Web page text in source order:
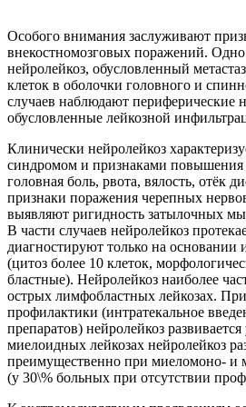
Особого внимания заслуживают
внекостномозговых поражений.
нейролейкоз, обусловленный
клеток в оболочки головного и
случаев наблюдают периферические
обусловленные лейкозной
Клинически нейролейкоз
синдромом и признаками
головная боль, рвота, вялость, отёк
признаки поражения черепных
выявляют ригидность затылочных
В части случаев нейролейкоз
диагностируют только на основании
(цитоз более 10 клеток,
бластные). Нейролейкоз наиболее
острых лимфобластных лейкозах.
профилактики (интратекальное
препаратов) нейролейкоз
миелоидных лейкозах нейролейкоз
преимущественно при миеломоно- и
(у 30\% больных при отсутствии